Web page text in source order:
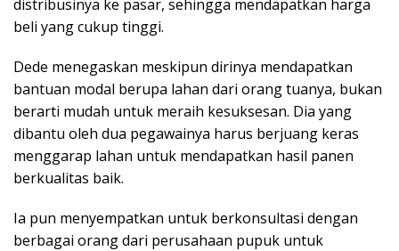
distribusinya ke pasar, sehingga mendapatkan harga
beli yang cukup tinggi.
Dede menegaskan meskipun dirinya mendapatkan
bantuan modal berupa lahan dari orang tuanya, bukan
berarti mudah untuk meraih kesuksesan. Dia yang
dibantu oleh dua pegawainya harus berjuang keras
menggarap lahan untuk mendapatkan hasil panen
berkualitas baik.
Ia pun menyempatkan untuk berkonsultasi dengan
berbagai orang dari perusahaan pupuk untuk